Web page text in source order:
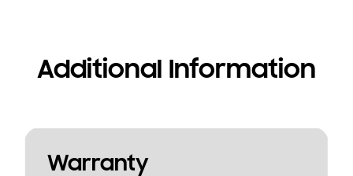
Additional Information
Warranty